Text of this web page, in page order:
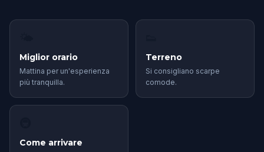
Miglior orario
Mattina per un'esperienza
più tranquilla.
Terreno
Si consigliano scarpe
comode.
Come arrivare